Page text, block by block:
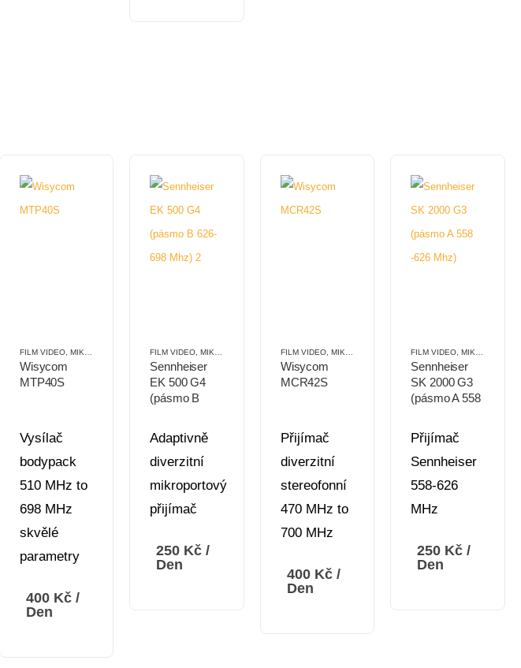
OZVUČOVACÍ TECHNIKA
FILM VIDEO, MIKROPORTY PŘENOSNÉ
Wisycom
MTP40S
Vysílač
bodypack
510 MHz to
698 MHz
skvělé
parametry
400 Kč/
Den
FILM VIDEO ,MIKROPORTY PŘENOSNÉ
Sennheiser
EK 500 G4
(pásmo B
Adaptivně
diverzitní
mikroportový
přijímač
250 Kč /
Den
FILM VIDEO, MIKROPORTY PŘENOSNÉ
Wisycom
MCR42S
Přijímač
diverzitní
stereofonní
470 MHz to
700 MHz
400 Kč/
Den
FILM VIDEO ,MIKROPORTY
Sennheiser
SK 2000 G3
(pásmo A 558
Přijímač
Sennheiser
558-626
MHz
250 Kč /
Den